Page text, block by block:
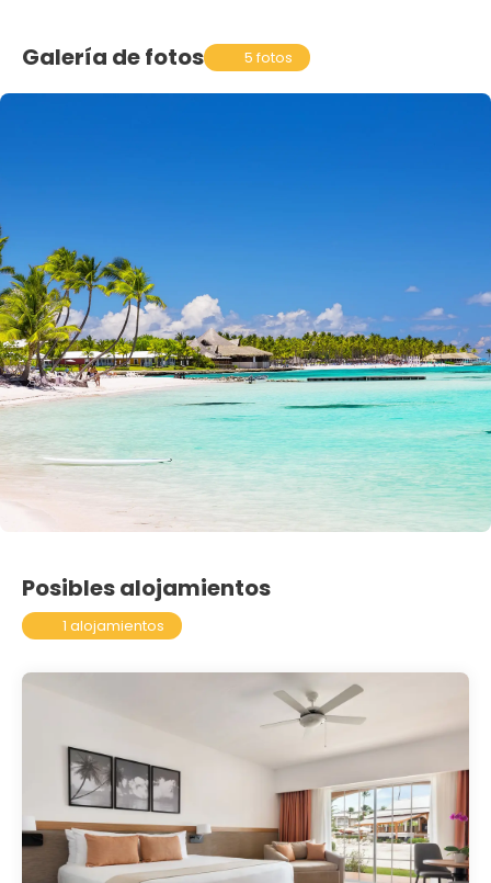
Galería de fotos 5 fotos
Posibles alojamientos
1 alojamientos